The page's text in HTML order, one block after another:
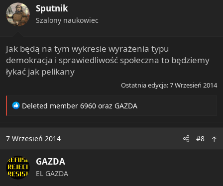
Sputnik
Szalony naukowiec
Jak będą na tym wykresie wyrażenia typu
demokracja i sprawiedliwość społeczna to będziemy
łykać jak pelikany
Ostatnia edycja:7 Wrzesień 2014
R
t
o
n
s
Deleted member 6960 oraz GAZDA
7 Wrzesień 2014 #8
GAZDA
EL GAZDA